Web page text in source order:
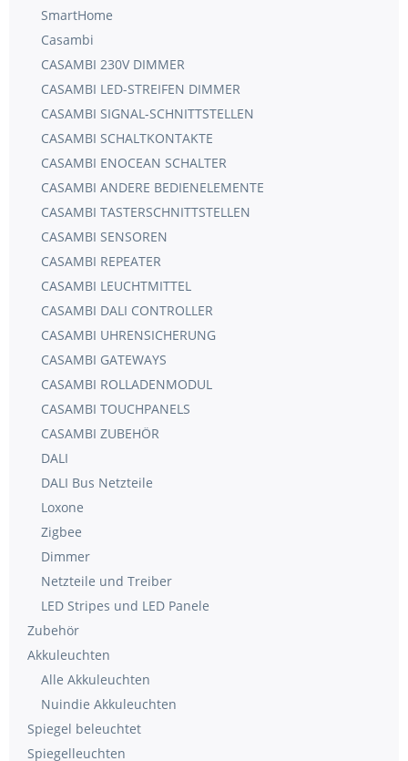
SmartHome
Casambi
CASAMBI 230V DIMMER
CASAMBI LED-STREIFEN DIMMER
CASAMBI SIGNAL-SCHNITTSTELLEN
CASAMBI SCHALTKONTAKTE
CASAMBI ENOCEAN SCHALTER
CASAMBI ANDERE BEDIENELEMENTE
CASAMBI TASTERSCHNITTSTELLEN
CASAMBI SENSOREN
CASAMBI REPEATER
CASAMBI LEUCHTMITTEL
CASAMBI DALI CONTROLLER
CASAMBI UHRENSICHERUNG
CASAMBI GATEWAYS
CASAMBI ROLLADENMODUL
CASAMBI TOUCHPANELS
CASAMBI ZUBEHÖR
DALI
DALI Bus Netzteile
Loxone
Zigbee
Dimmer
Netzteile und Treiber
LED Stripes und LED Panele
Zubehör
Akkuleuchten
Alle Akkuleuchten
Nuindie Akkuleuchten
Spiegel beleuchtet
Spiegelleuchten